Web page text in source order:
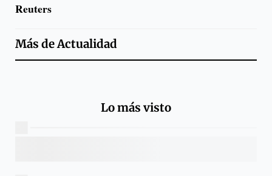
Reuters
Más deActualidad
Lo más visto